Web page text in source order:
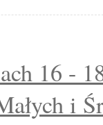
16 -
i